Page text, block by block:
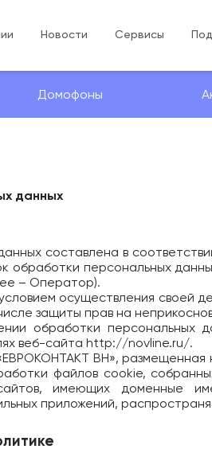
Новости Сервисы
Домофоны
данных
составлена в
обработки персональных
– Оператор).
осуществления своей
защиты прав на
обработки персональных
веб-сайта http://novline.ru/.
ВН»,
файлов cookie,
сайтов, имеющих доменные
приложений,